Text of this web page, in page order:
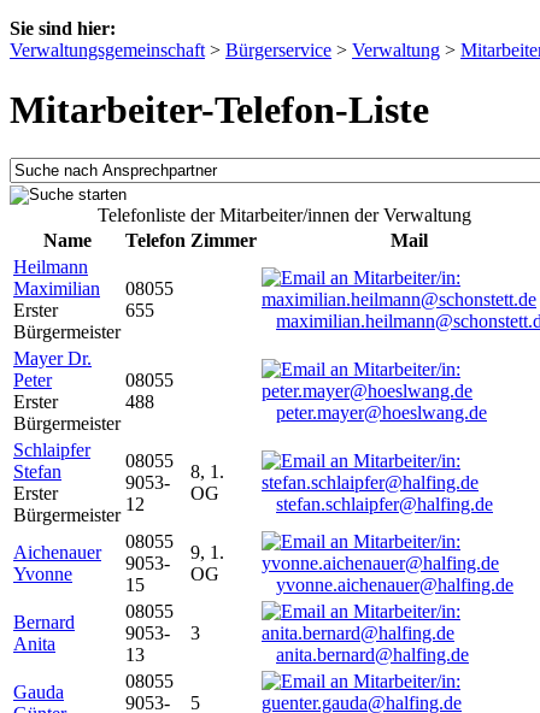
Sie sind hier:
Verwaltungsgemeinschaft > Bürgerservice > Verwaltung >
Mitarbeiter-Telefon-Liste
Telefonliste der Mitarbeiter/innen der Verwaltung
Name
Telefon Zimmer
Mail
Heilmann
Maximilian
Erster
Bürgermeister
08055
655
Mayer Dr.
Peter
Erster
Bürgermeister
08055
488
peter.mayer@hoeslwang.de
Schlaipfer
Stefan
Erster
Bürgermeister
08055
9053-
12
8, 1.
OG
stefan.schlaipfer@halfing.de
Aichenauer
Yvonne
08055
9053-
15
9, 1.
OG
yvonne.aichenauer@halfing.de
Bernard
Anita
08055
9053-
13
3
anita.bernard@halfing.de
Gauda
08055
9053-
5